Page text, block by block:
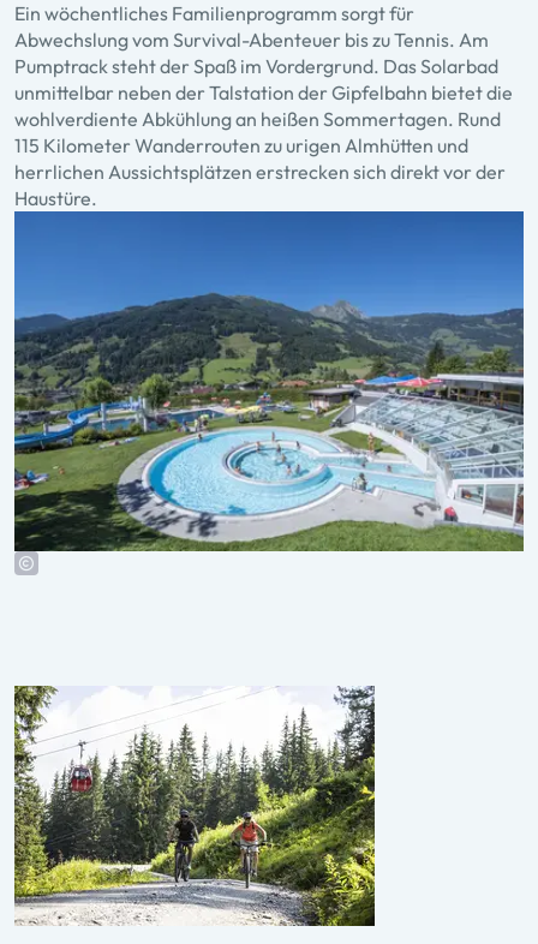
Ein wöchentliches Familienprogramm sorgt für
Abwechslung vom Survival-Abenteuer bis zu Tennis. Am
Pumptrack steht der Spaß im Vordergrund. Das Solarbad
unmittelbar neben der Talstation der Gipfelbahn bietet die
wohlverdiente Abkühlung an heißen Sommertagen. Rund
115 Kilometer Wanderrouten zu urigen Almhütten und
herrlichen Aussichtsplätzen erstrecken sich direkt vor der
Haustüre.